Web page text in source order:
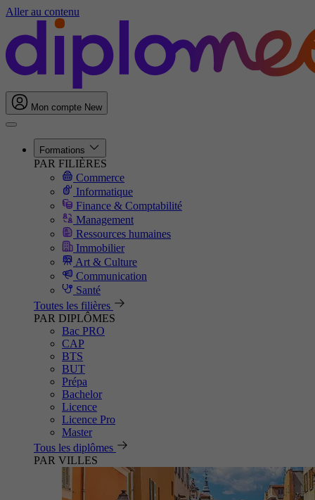
Aller au contenu
Mon compte New
Formations
PAR FILIÈRES
Commerce
Informatique
Finance & Comptabilité
Management
Ressources humaines
Immobilier
Art & Culture
Communication
Santé
Toutes les filières
PAR DIPLÔMES
Bac PRO
CAP
BTS
BUT
Prépa
Bachelor
Licence
Licence Pro
Master
Tous les diplômes
PAR VILLES